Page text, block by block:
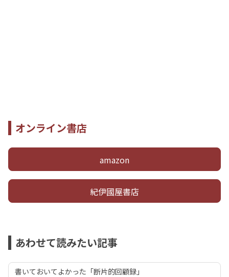
オンライン書店
amazon
紀伊國屋書店
あわせて読みたい記事
書いておいてよかった「断片的回顧録」